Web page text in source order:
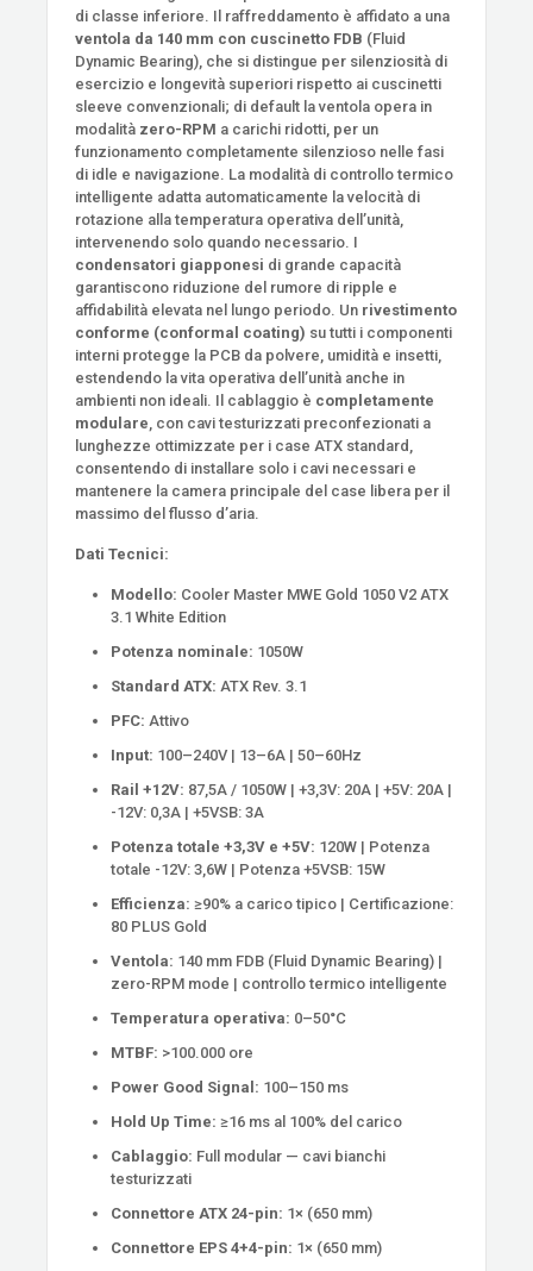
di classe inferiore. Il raffreddamento è affidato a una
ventola da 140 mm con cuscinetto FDB (Fluid
Dynamic Bearing), che si distingue per silenziosità di
esercizio e longevità superiori rispetto ai cuscinetti
sleeve convenzionali; di default la ventola opera in
modalità zero-RPM a carichi ridotti, per un
funzionamento completamente silenzioso nelle fasi
di idle e navigazione. La modalità di controllo termico
intelligente adatta automaticamente la velocità di
rotazione alla temperatura operativa dell’unità,
intervenendo solo quando necessario. I
condensatori giapponesi di grande capacità
garantiscono riduzione del rumore di ripple e
affidabilità elevata nel lungo periodo. Un rivestimento
conforme (conformal coating) su tutti i componenti
interni protegge la PCB da polvere, umidità e insetti,
estendendo la vita operativa dell’unità anche in
ambienti non ideali. Il cablaggio è completamente
modulare , con cavi testurizzati preconfezionati a
lunghezze ottimizzate per i case ATX standard,
consentendo di installare solo i cavi necessari e
mantenere la camera principale del case libera per il
massimo del flusso d’aria.
Dati Tecnici:
Modello: Cooler Master MWE Gold 1050 V2 ATX
3.1 White Edition
Potenza nominale: 1050W
Standard ATX: ATX Rev. 3.1
PFC: Attivo
Input: 100–240V | 13–6A | 50–60Hz
Rail +12V: 87,5A / 1050W | +3,3V: 20A | +5V: 20A |
-12V: 0,3A | +5VSB: 3A
Potenza totale +3,3V e +5V: 120W | Potenza
totale -12V: 3,6W | Potenza +5VSB: 15W
Efficienza: ≥90% a carico tipico | Certificazione:
80 PLUS Gold
Ventola: 140 mm FDB (Fluid Dynamic Bearing) |
zero-RPM mode | controllo termico intelligente
Temperatura operativa: 0–50°C
MTBF: >100.000 ore
Power Good Signal: 100–150 ms
Hold Up Time: ≥16 ms al 100% del carico
Cablaggio: Full modular — cavi bianchi
testurizzati
Connettore ATX 24-pin: 1× (650 mm)
Connettore EPS 4+4-pin: 1× (650 mm)